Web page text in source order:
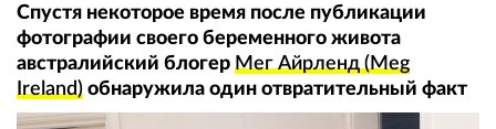
Спустя некоторое время после публикации
фотографии своего беременного живота
австралийский блогер Мег Айрленд (Meg
Ireland) обнаружила один отвратительный факт